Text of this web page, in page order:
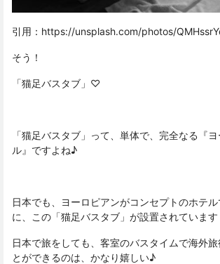
引用： https://unsplash.com/photos/
そう！
「猫足バスタブ」♡
「猫足バスタブ」って、単体で、完全なる『
ル』ですよね♪
日本でも、ヨーロピアンがコンセプトのホテル
に、この「猫足バスタブ」が設置されています
日本で旅をしても、客室のバスタイムで海外旅
とができるのは、かなり嬉しい♪